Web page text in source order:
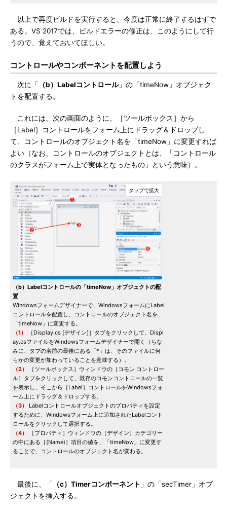
以上で再度ビルドを実行すると、今度は正常に終了するはずで
ある。VS 2017では、ビルドエラーの修正は、このようにして行
うので、覚えておいてほしい。
コントロールやコンポーネントを配置しよう
次に「 （b）Labelコントロール」の「timeNow」オブジェク
トを配置する。
これには、次の画面のように、［ツールボックス］から
［Label］コントロールをフォーム上にドラッグ＆ドロップし
て、コントロールのオブジェクト名を「timeNow」に変更すれば
よい（なお、コントロールのオブジェクトとは、「コントロール
のクラスがフォーム上で実体となったもの」という意味）。
（b）Labelコントロールの「timeNow」オブジェクトの配
置
Windowsフォームデザイナーで、WindowsフォームにLabel
コントロールを配置し、コントロールのオブジェクト名を
「timeNow」に変更する。
（1）
［Display.cs [デザイン]］タブをクリックして、Displ
ay.csファイルをWindowsフォームデザイナーで開く（ちな
みに、タブの名前の最後にある「*」は、そのファイルに何
らかの変更が加わっていることを意味する）。
（2）
［ツールボックス］ウィンドウの［コモン コントロー
ル］タブをクリックして、既存のコモンコントロールの一覧
を表示し、そこから［Label］コントロールをWindowsフォ
ーム上にドラッグ＆ドロップする。
（3）
Labelコントロールオブジェクトのプロパティを設定
するために、Windowsフォーム上に追加されたLabelコント
ロールをクリックして選択する。
（4）
［プロパティ］ウィンドウの［デザイン］カテゴリー
の中にある［(Name)］項目の値を、「timeNow」に変更す
ることで、コントロールのオブジェクト名が変わる。
最後に、「 （c）Timerコンポーネント 」の「secTimer」オブ
ジェクトを挿入する。